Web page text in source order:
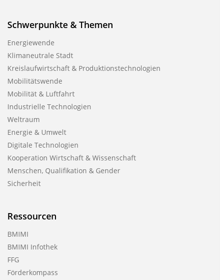
Schwerpunkte & Themen
Energiewende
Klimaneutrale Stadt
Kreislaufwirtschaft & Produktionstechnologien
Mobilitätswende
Mobilität & Luftfahrt
Industrielle Technologien
Weltraum
Energie & Umwelt
Digitale Technologien
Kooperation Wirtschaft & Wissenschaft
Menschen, Qualifikation & Gender
Sicherheit
Ressourcen
BMIMI
BMIMI Infothek
FFG
Förderkompass